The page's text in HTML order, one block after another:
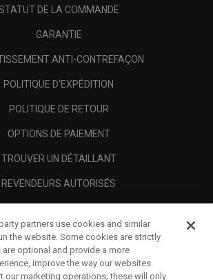
DE LA COMMANDE
GARANTIE
ANTI-CONTREFAÇON
POLITIQUE D'EXPÉDITION
POLITIQUE DE RETOUR
OPTIONS DE PAIEMENT
TROUVER UN DÉTAILLANT
REVENDEURS AUTORISÉS
A PROPOS
MENTIONS LÉGALES
partners use cookies and similar
the website. Some cookies are strictly
are optional and provide a more
improve the way our websites
our marketing operations; these will only